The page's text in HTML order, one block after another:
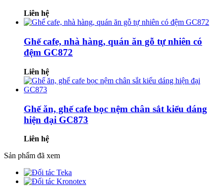
Liên hệ
Ghế cafe, nhà hàng, quán ăn gỗ tự nhiên có
đệm GC872
Liên hệ
Ghế ăn, ghế cafe bọc nệm chân sắt kiểu dáng
hiện đại GC873
Liên hệ
Sản phẩm đã xem